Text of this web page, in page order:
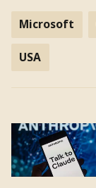
Microsoft
USA